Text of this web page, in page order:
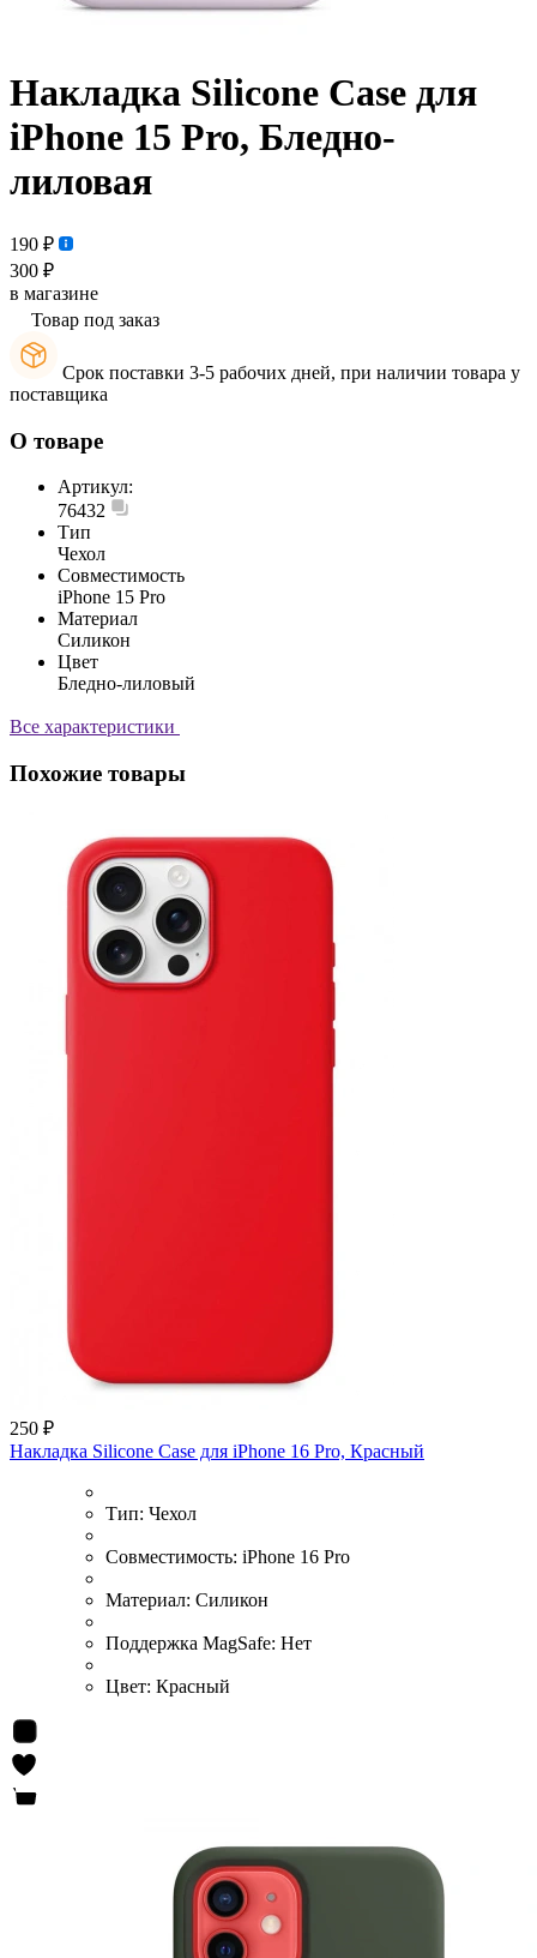
Накладка Silicone Case для
iPhone 15 Pro, Бледно-
лиловая
190 ₽
300 ₽
в магазине
Товар под заказ
Срок поставки 3-5 рабочих дней, при наличии товара у
поставщика
О товаре
Артикул:
76432
Тип
Чехол
Совместимость
iPhone 15 Pro
Материал
Силикон
Цвет
Бледно-лиловый
Все характеристики
Похожие товары
250 ₽
Накладка Silicone Case для iPhone 16 Pro, Красный
Тип: Чехол
Совместимость: iPhone 16 Pro
Материал: Силикон
Поддержка MagSafe: Нет
Цвет: Красный